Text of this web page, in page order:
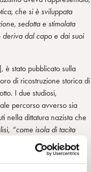
che si è sviluppata
sedotta e stimolata
deriva dal capo e dai suoi
è stato pubblicato sulla
di ricostruzione storica di
I due studiosi,
percorso avverso sia
nella dittatura nazista che
“come isola di tacita
con l’estero per
nel 1977, dopo il rifiuto
Tedesca ad